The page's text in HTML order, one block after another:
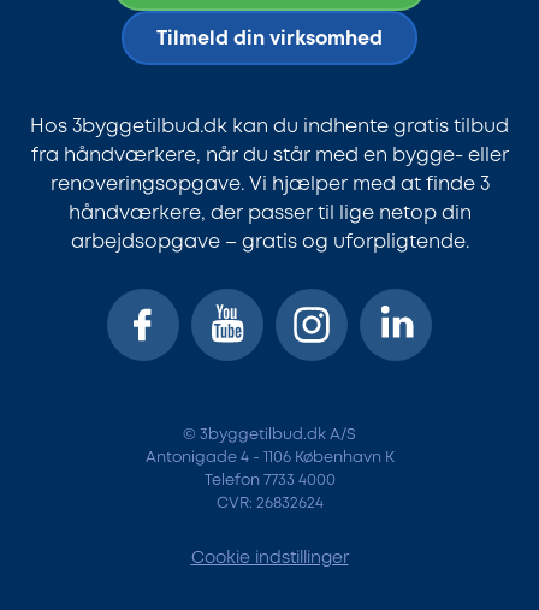
Tilmeld din virksomhed
Hos 3byggetilbud.dk kan du indhente gratis tilbud
fra håndværkere, når du står med en bygge- eller
renoveringsopgave. Vi hjælper med at finde 3
håndværkere, der passer til lige netop din
arbejdsopgave – gratis og uforpligtende.
© 3byggetilbud.dk A/S
Antonigade 4 - 1106 København K
Telefon 7733 4000
CVR: 26832624
Cookie indstillinger